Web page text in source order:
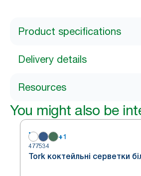
Product specifications
Delivery details
Resources
You might also be
+1
477534
Tork коктейльні серветки